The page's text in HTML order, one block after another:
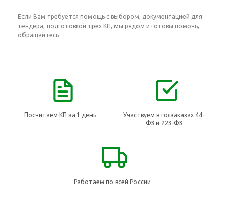
Если Вам требуется помощь с выбором, документацией для
тендера, подготовкой трех КП, мы рядом и готовы помочь,
обращайтесь
Посчитаем КП за 1 день
Участвуем в госзаказах 44-
ФЗ и 223-ФЗ
Работаем по всей России